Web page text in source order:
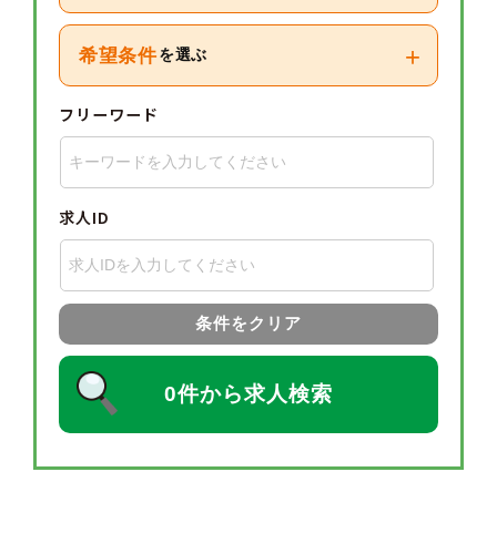
希望条件 を選ぶ +
フリーワード
求人ID
条件をクリア
0件から求人検索